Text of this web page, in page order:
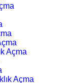
Açma
Açma